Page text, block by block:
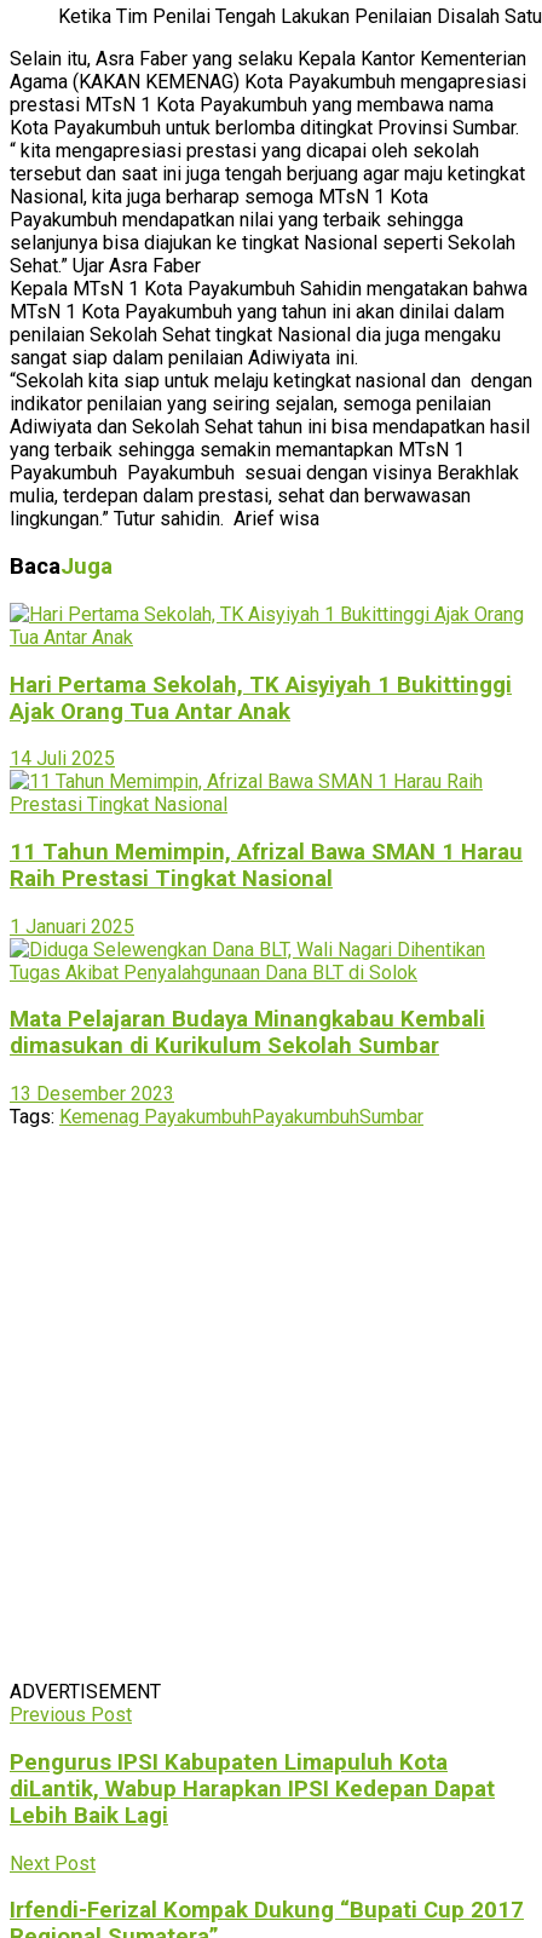
Ketika Tim Penilai Tengah Lakukan Penilaian Disalah
Selain itu, Asra Faber yang selaku Kepala Kantor Kementerian
Agama (KAKAN KEMENAG) Kota Payakumbuh mengapresiasi
prestasi MTsN 1 Kota Payakumbuh yang membawa nama
Kota Payakumbuh untuk berlomba ditingkat Provinsi Sumbar.
“ kita mengapresiasi prestasi yang dicapai oleh sekolah
tersebut dan saat ini juga tengah berjuang agar maju ketingkat
Nasional, kita juga berharap semoga MTsN 1 Kota
Payakumbuh mendapatkan nilai yang terbaik sehingga
selanjunya bisa diajukan ke tingkat Nasional seperti Sekolah
Sehat.” Ujar Asra Faber
Kepala MTsN 1 Kota Payakumbuh Sahidin mengatakan bahwa
MTsN 1 Kota Payakumbuh yang tahun ini akan dinilai dalam
penilaian Sekolah Sehat tingkat Nasional dia juga mengaku
sangat siap dalam penilaian Adiwiyata ini.
“Sekolah kita siap untuk melaju ketingkat nasional dan dengan
indikator penilaian yang seiring sejalan, semoga penilaian
Adiwiyata dan Sekolah Sehat tahun ini bisa mendapatkan hasil
yang terbaik sehingga semakin memantapkan MTsN 1
Payakumbuh Payakumbuh sesuai dengan visinya Berakhlak
mulia, terdepan dalam prestasi, sehat dan berwawasan
lingkungan.” Tutur sahidin. Arief wisa
BacaJuga
Hari Pertama Sekolah, TK Aisyiyah 1 Bukittinggi
Ajak Orang Tua Antar Anak
14 Juli 2025
11 Tahun Memimpin, Afrizal Bawa SMAN 1 Harau
Raih Prestasi Tingkat Nasional
1 Januari 2025
Mata Pelajaran Budaya Minangkabau Kembali
dimasukan di Kurikulum Sekolah Sumbar
13 Desember 2023
Tags: Kemenag PayakumbuhPayakumbuhSumbar
ADVERTISEMENT
Previous Post
Pengurus IPSI Kabupaten Limapuluh Kota
diLantik, Wabup Harapkan IPSI Kedepan Dapat
Lebih Baik Lagi
Next Post
Irfendi-Ferizal Kompak Dukung “Bupati Cup 2017